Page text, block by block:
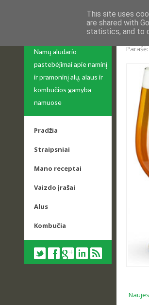
Namų aludario
pastebėjimai apie naminį
ir pramoninį alų, alaus ir
kombučios gamyba
namuose
Pradžia
Straipsniai
Mano receptai
Vaizdo įrašai
Alus
Kombučia
DVI
This site uses
are shared with
statistics, and to